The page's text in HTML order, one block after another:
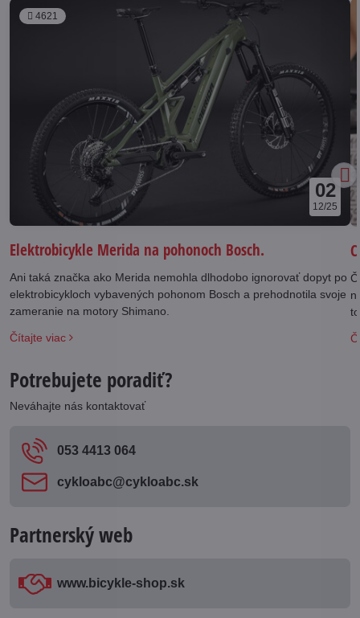
4621
02
12/25
Elektrobicykle Merida na pohonoch Bosch.
Ani taká značka ako Merida nemohla dlhodobo ignorovať dopyt po
elektrobicykloch vybavených pohonom Bosch a prehodnotila svoje
zameranie na motory Shimano.
Čítajte viac
Potrebujete poradiť?
Neváhajte nás kontaktovať
053 4413 064
cykloabc​@cykloabc​.sk
Partnerský web
www​.bicykle-shop​.sk